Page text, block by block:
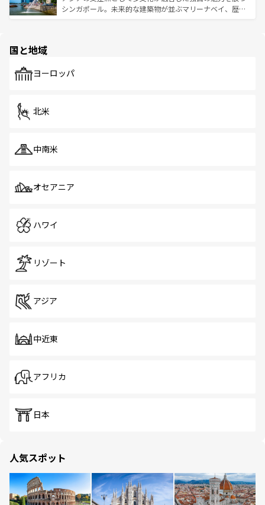
た文化、そして多様な観光資源が、訪れる旅人を魅了し続
うな絶景から文化的な体験まで、香港を存分に楽しみ尽く
シンガポール。未来的な建築物が並ぶマリーナベイ、歴史
で、ホーカーズは地元の風情を楽しめる外せないスポット
国と地域
ヨーロッパ
北米
中南米
オセアニア
ハワイ
リゾート
アジア
中近東
アフリカ
日本
人気スポット